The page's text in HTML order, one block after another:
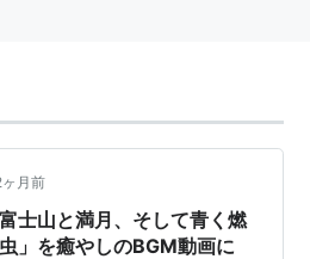
ヶ月前
士山と満月、そして青く燃
」を癒やしのBGM動画に